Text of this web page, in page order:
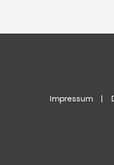
Impressum